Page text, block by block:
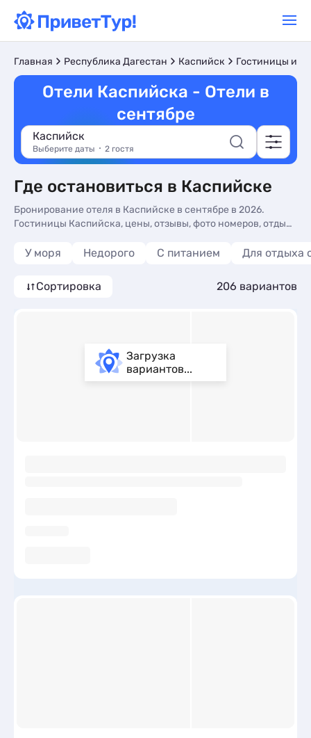
Главная Республика Дагестан Каспийск Гостиницы и
Отели Каспийска - Отели в
сентябре
Каспийск
Выберите даты 2 гостя
Где остановиться в Каспийске
Бронирование отеля в Каспийске в сентябре в 2026.
Гостиницы Каспийска, цены, отзывы, фото номеров, отдых
У моря Недорого С питанием Для отдыха
Сортировка 206 вариантов
Загрузка
вариантов...